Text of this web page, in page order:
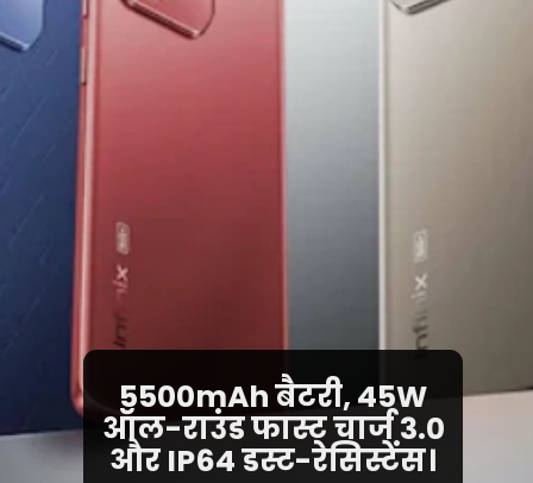
5500mAh बैटरी, 45W
ऑल-राउंड फास्ट चार्ज 3.0
और IP64 डस्ट-रेसिस्टेंस।